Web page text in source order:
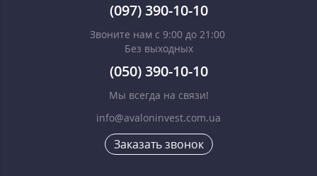
(097) 390-10-10
Звоните нам с 9:00 до 21:00
Без выходных
(050) 390-10-10
Мы всегда на связи!
info@avaloninvest.com.ua
Заказать звонок